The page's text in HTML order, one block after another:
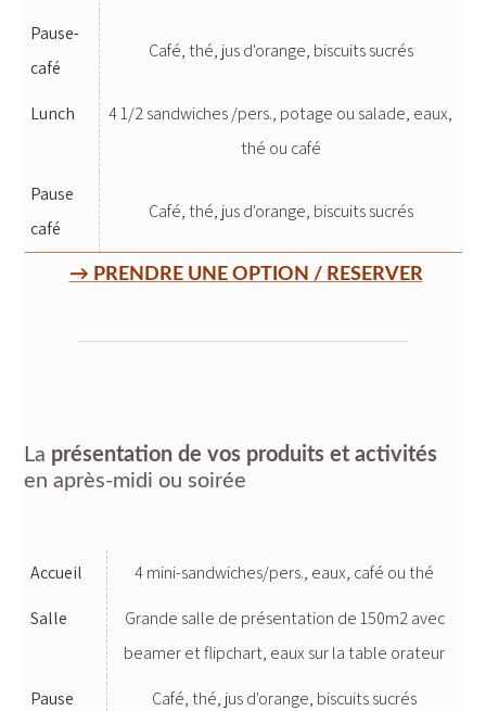
Pause-
café
Café, thé, jus d'orange, biscuits sucrés
Lunch
4 1/2 sandwiches /pers., potage ou salade, eaux,
thé ou café
Pause
café
Café, thé, jus d'orange, biscuits sucrés
→ PRENDRE UNE OPTION / RESERVER
La présentation de vos produits et activités
en après-midi ou soirée
Accueil
4 mini-sandwiches/pers., eaux, café ou thé
Salle
Grande salle de présentation de 150m2 avec
beamer et flipchart, eaux sur la table orateur
Pause
Café, thé, jus d'orange, biscuits sucrés